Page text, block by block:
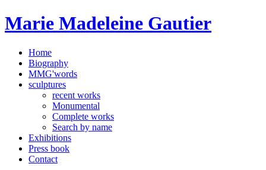
Marie Madeleine Gautier
Home
Biography
MMG'words
sculptures
recent works
Monumental
Complete works
Search by name
Exhibitions
Press book
Contact